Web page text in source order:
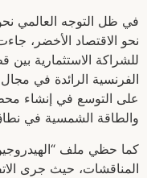
في ظل التوجه العالمي
نحو الاقتصاد الأخضر، جاءت
للشراكة الاستثمارية
الفرنسية الرائدة في مجال
على التوسع في إنشاء
والطاقة الشمسية في
كما حظي ملف
المناقشات، حيث جرى